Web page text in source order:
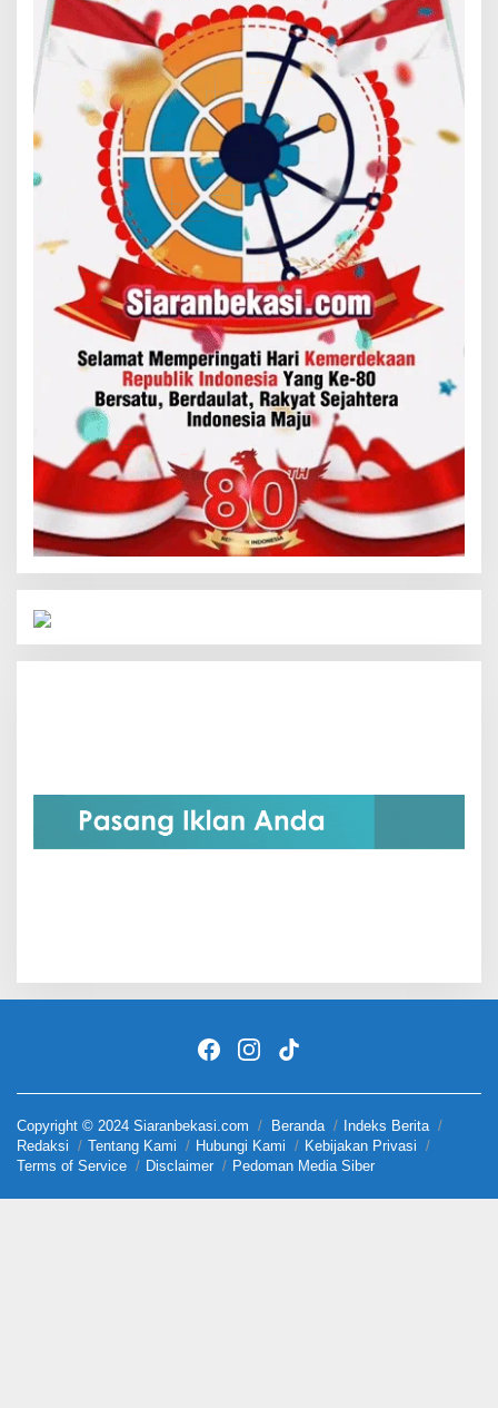
Copyright © 2024 Siaranbekasi.com Beranda
Indeks Berita
Redaksi
Tentang Kami Hubungi Kami
Kebijakan Privasi
Terms of Service
Disclaimer Pedoman Media Siber